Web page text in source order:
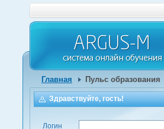
Главная Пульс образования
Здравствуйте, гость!
Логин